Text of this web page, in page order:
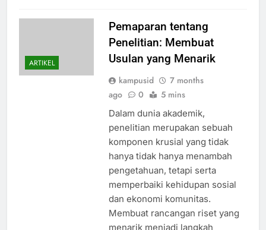
ARTIKEL
Pemaparan tentang
Penelitian: Membuat
Usulan yang Menarik
kampusid
7 months
ago
0 5 mins
Dalam dunia akademik,
penelitian merupakan sebuah
komponen krusial yang tidak
hanya tidak hanya menambah
pengetahuan, tetapi serta
memperbaiki kehidupan sosial
dan ekonomi komunitas.
Membuat rancangan riset yang
menarik menjadi langkah